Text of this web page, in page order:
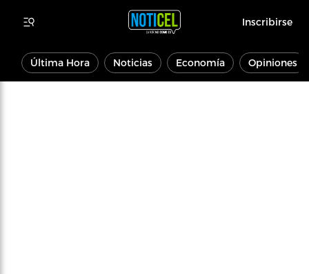
Inscribirse
Última Hora Noticias Economía Opiniones